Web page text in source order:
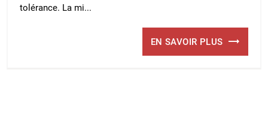
tolérance. La mi...
EN SAVOIR PLUS